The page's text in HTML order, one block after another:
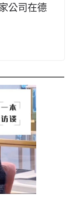
公司在德